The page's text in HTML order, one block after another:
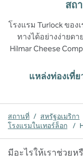
สถ
โรงแรม Turlock ของ
ทางได้อย่างง่ายดา
Hilmar Cheese
แหล่งท่องเที่ย
สถานที่ / สหรัฐอเมริกา
โรงแรมในเทอร์ล็อก
/
มีอะไรให้เราช่วยห